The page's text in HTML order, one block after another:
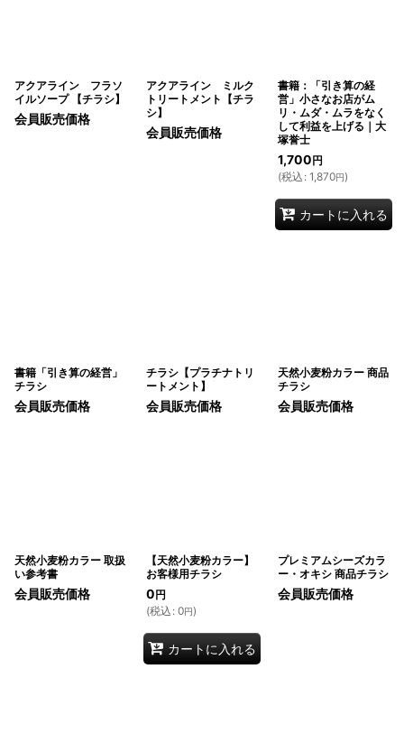
アクアライン フラソ
イルソープ 【チラシ】
会員販売価格
アクアライン ミルク
トリートメント【チラ
シ】
会員販売価格
書籍：「引き算の経
営」小さなお店がム
リ・ムダ・ムラをなく
して利益を上げる｜大
塚誉士
1,700 円
(税込 : 1,870円)
カートに入れる
書籍「引き算の経営」
チラシ
会員販売価格
チラシ【プラチナトリ
ートメント】
会員販売価格
天然小麦粉カラー 商品
チラシ
会員販売価格
天然小麦粉カラー 取扱
い参考書
会員販売価格
【天然小麦粉カラー】
お客様用チラシ
0 円
(税込 : 0円)
カートに入れる
プレミアムシーズカラ
ー・オキシ 商品チラシ
会員販売価格